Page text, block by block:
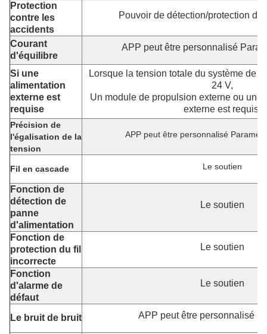
Protection
contre les
accidents
Pouvoir de détection/protection de
Courant
d'équilibre
APP peut être personnalisé
Si une
alimentation
externe est
requise
Lorsque la tension totale du système de
24 V,
Un module de propulsion externe ou une
externe est requis.
Précision de
l'égalisation de la
tension
APP peut être personnalisé
Fil en cascade Le soutien
Fonction de
détection de
panne
d'alimentation
Le soutien
Fonction de
protection du fil
incorrecte
Le soutien
Fonction
d'alarme de
défaut
Le soutien
Le bruit de bruit APP peut être personnalisé